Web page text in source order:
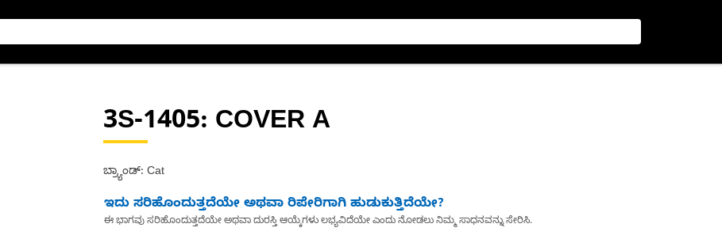
3S-1405: COVER A
ಬ್ರ್ಯಾಂಡ್: Cat
ಇದು ಸರಿಹೊಂದುತ್ತದೆಯೇ ಅಥವಾ ರಿಪೇರಿಗಾಗಿ ಹುಡುಕುತ್ತಿದೆಯೇ?
ಈ ಭಾಗವು ಸರಿಹೊಂದುತ್ತದೆಯೇ ಅಥವಾ ದುರಸ್ತಿ ಆಯ್ಕೆಗಳು ಲಭ್ಯವಿದೆಯೇ ಎಂದು ನೋಡಲು ನಿಮ್ಮ ಸಾಧನವನ್ನು ಸೇರಿಸಿ.